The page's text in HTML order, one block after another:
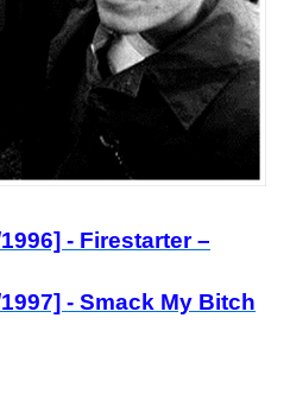
- Firestarter –
- Smack My Bitch